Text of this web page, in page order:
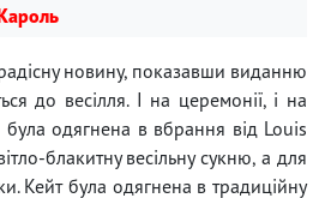
новину, показавши виданню
до весілля. І на церемонії, і на
була одягнена в вбрання від Louis
блакитну весільну сукню, а для
Кейт була одягнена в традиційну